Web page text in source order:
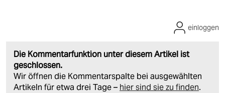
Die Kommentarfunktion unter diesem Artikel ist
geschlossen.
Wir öffnen die Kommentarspalte bei ausgewählten
Artikeln für etwa drei Tage – hier sind sie zu finden.
einloggen